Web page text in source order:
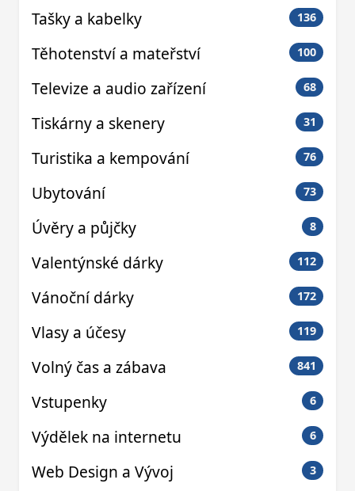
Tašky a kabelky 136
Těhotenství a mateřství 100
Televize a audio zařízení 68
Tiskárny a skenery 31
Turistika a kempování 76
Ubytování 73
Úvěry a půjčky 8
Valentýnské dárky 112
Vánoční dárky 172
Vlasy a účesy 119
Volný čas a zábava 841
Vstupenky 6
Výdělek na internetu 6
Web Design a Vývoj 3